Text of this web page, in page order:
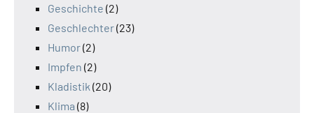
Geschichte (2)
Geschlechter(23)
Humor(2)
Impfen (2)
Kladistik (20)
Klima (8)